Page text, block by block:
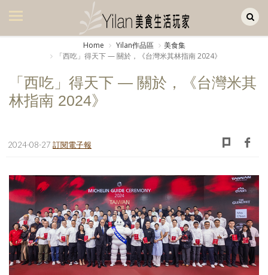
美食集
廚房集
旅遊集
書房集
日記簿
餐桌週記
享樂隨手拍
Home Yilan作品區
美食集
「西吃」得天下 — 關於，《台灣米其林指南 2024》
「西吃」得天下 — 關於，《台灣米其
林指南 2024》
2024-08-27 訂閱電子報